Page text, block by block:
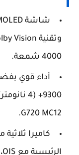
4000 شمعة.
G720 MC12.